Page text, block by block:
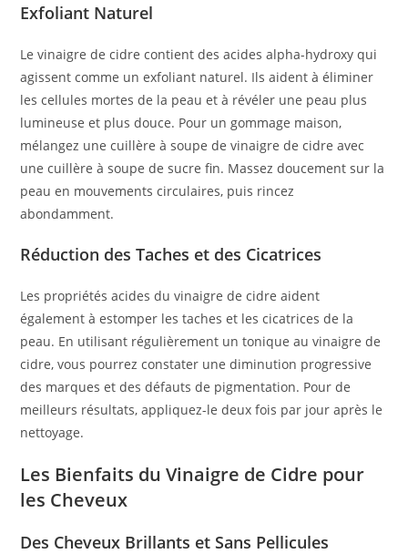
Exfoliant Naturel
Le vinaigre de cidre contient des acides alpha-hydroxy qui
agissent comme un exfoliant naturel. Ils aident à éliminer
les cellules mortes de la peau et à révéler une peau plus
lumineuse et plus douce. Pour un gommage maison,
mélangez une cuillère à soupe de vinaigre de cidre avec
une cuillère à soupe de sucre fin. Massez doucement sur la
peau en mouvements circulaires, puis rincez
abondamment.
Réduction des Taches et des Cicatrices
Les propriétés acides du vinaigre de cidre aident
également à estomper les taches et les cicatrices de la
peau. En utilisant régulièrement un tonique au vinaigre de
cidre, vous pourrez constater une diminution progressive
des marques et des défauts de pigmentation. Pour de
meilleurs résultats, appliquez-le deux fois par jour après le
nettoyage.
Les Bienfaits du Vinaigre de Cidre pour
les Cheveux
Des Cheveux Brillants et Sans Pellicules